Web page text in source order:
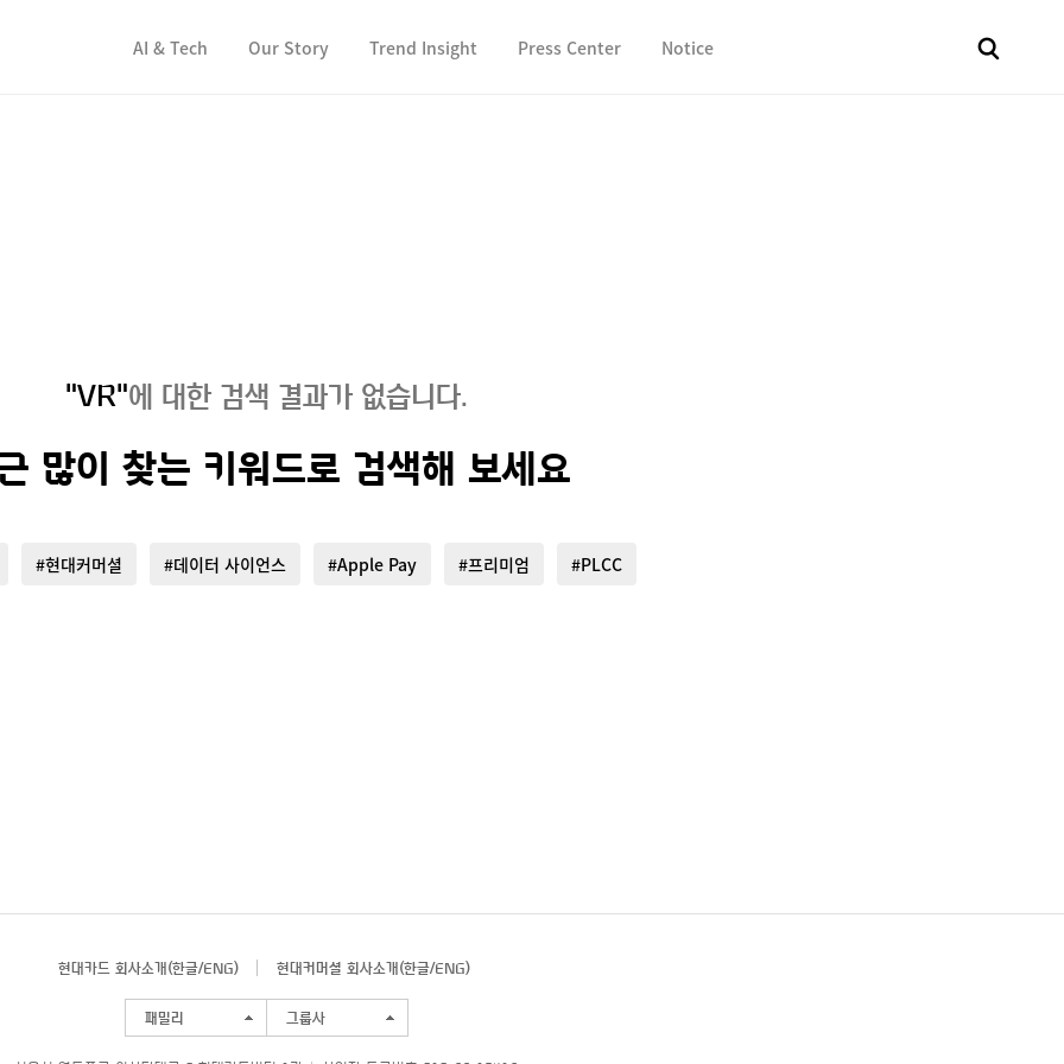
AI & Tech Our Story Trend Insight Press Center Notice
"VR"에 대한 검색 결과가 없습니다.
많이 찾는 키워드로 검색해 보세요
#현대커머셜 #데이터 사이언스 #Apple Pay #프리미엄 #PLCC
현대카드 회사소개(한글/ENG) 현대커머셜 회사소개(한글/ENG)
패밀리 그룹사